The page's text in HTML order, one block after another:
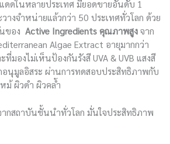
ดในหลายประเทศ มียอดขายอันดับ 1
างจำหน่ายแล้วกว่า 50 ประเทศทั่วโลก ด้วย
ของ Active Ingredients คุณภาพสูงจาก
Algae Extract อายุมากกว่า
มองไม่เห็นป้องกันรังสี UVA & UVB แสงสี
นุมูลอิสระ ผ่านการทดสอบประสิทธิภาพกับ
ม้ ผิวดำ ผิวคล้ำ
กสถาบันชั้นนำทั่วโลก มั่นใจประสิทธิภาพ